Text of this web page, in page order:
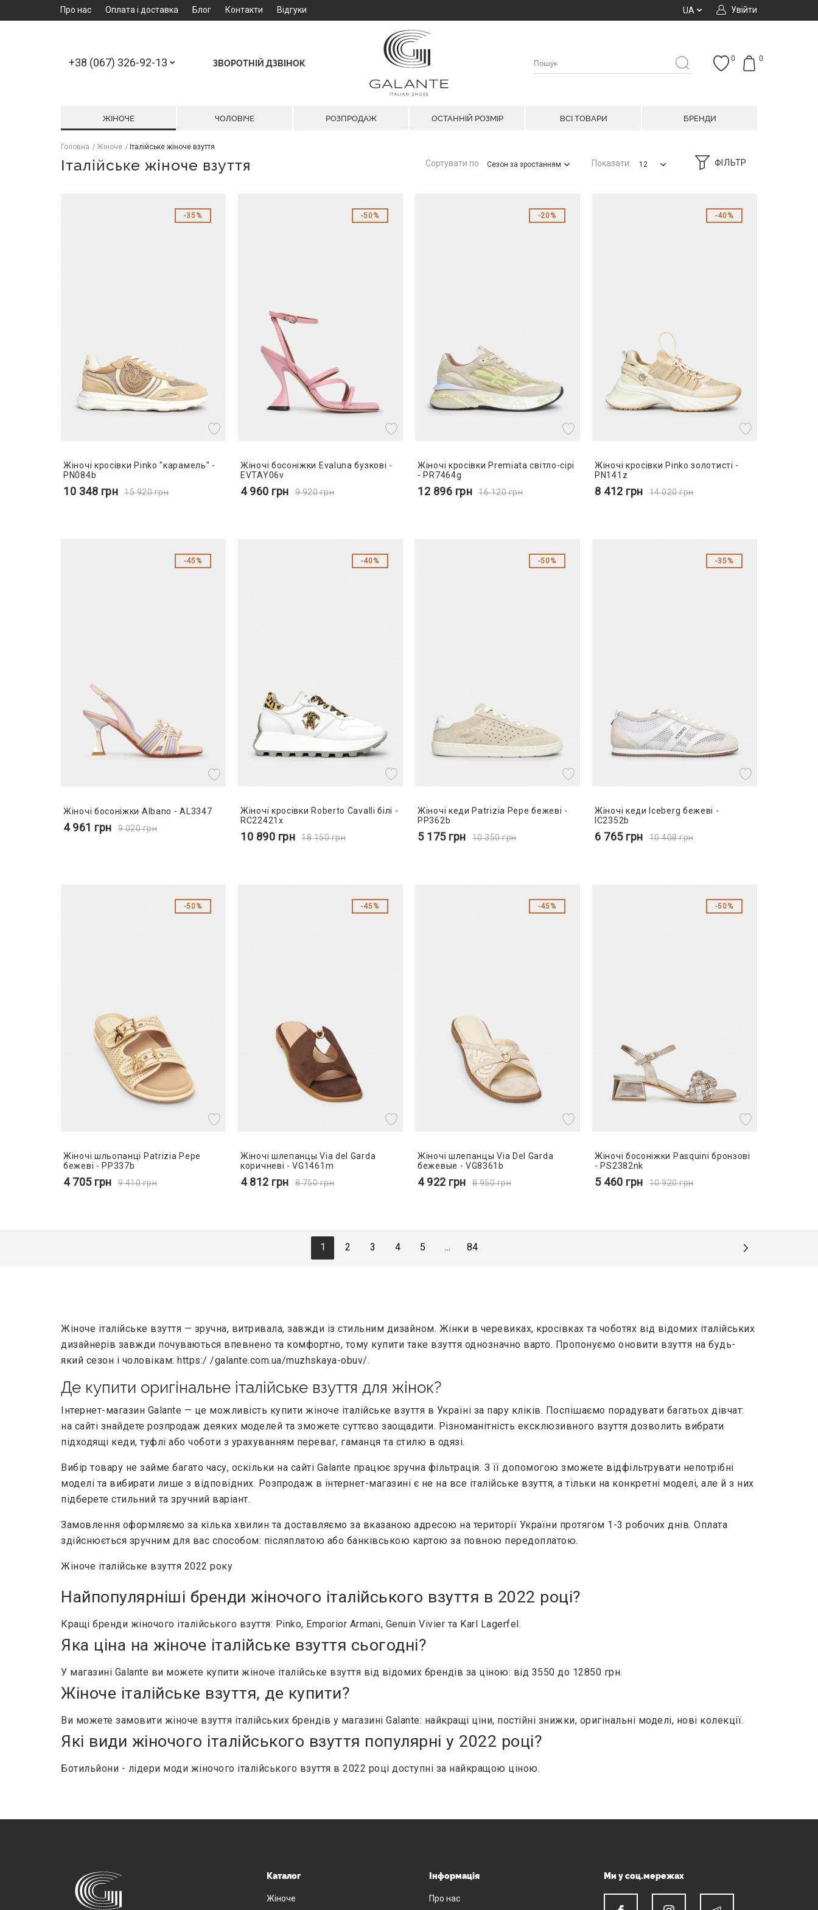
Про нас Оплата і доставка Блог Контакти Відгуки Увійти
UA
+38 (067) 326-92-13 ЗВОРОТНІЙ ДЗВІНОК
0
0
ЖІНОЧЕ ЧОЛОВІЧЕ РОЗПРОДАЖ ОСТАННІЙ РОЗМІР ВСІ ТОВАРИ БРЕНДИ
Головна Жіноче Італійське жіноче взуття
Італійське жіноче взуття ФІЛЬТР
Сортувати по Сезон за зростанням Показати: 12
35%
Жіночі кросівки Pinko "карамель" -
PN084b
10 348 грн 15 920грн
50%
Жіночі босоніжки Evaluna бузкові -
EVTAY06v
4 960 грн 9 920грн
20%
Жіночі кросівки Premiata світло-сірі
- PR7464g
12 896 грн 16 120грн
40%
Жіночі кросівки Pinko золотисті -
PN141z
8 412 грн 14 020грн
45%
Жіночі босоніжки Albano - AL3347
4 961 грн 9 020грн
40%
Жіночі кросівки Roberto Cavalli білі -
RC22421x
10 890 грн 18 150грн
50%
Жіночі кеди Patrizia Pepe бежеві -
PP362b
5 175 грн 10 350грн
35%
Жіночі кеди Iceberg бежеві -
IC2352b
6 765 грн 10 408грн
50%
Жіночі шльопанці Patrizia Pepe
бежеві - PP337b
4 705 грн 9 410грн
45%
Жіночі шлепанцы Via del Garda
коричневі - VG1461m
4 812 грн 8 750грн
45%
Жіночі шлепанцы Via Del Garda
бежевые - VG8361b
4 922 грн 8 950грн
50%
Жіночі босоніжки Pasquini бронзові
- PS2382nk
5 460 грн 10 920грн
1 2 3 4 5 ... 84
Жіноче італійське взуття — зручна, витривала, завжди із стильним дизайном. Жінки в черевиках, кросівках та чоботях від відомих італійських
дизайнерів завжди почуваються впевнено та комфортно, тому купити таке взуття однозначно варто. Пропонуємо оновити взуття на будь-
який сезон і чоловікам: https:/ /galante.com.ua/muzhskaya-obuv/.
Де купити оригінальне італійське взуття для жінок?
Інтернет-магазин Galante — це можливість купити жіноче італійське взуття в Україні за пару кліків. Поспішаємо порадувати багатьох дівчат:
на сайті знайдете розпродаж деяких моделей та зможете суттєво заощадити. Різноманітність ексклюзивного взуття дозволить вибрати
підходящі кеди, туфлі або чоботи з урахуванням переваг, гаманця та стилю в одязі.
Вибір товару не займе багато часу, оскільки на сайті Galante працює зручна фільтрація. З її допомогою зможете відфільтрувати непотрібні
моделі та вибирати лише з відповідних. Розпродаж в інтернет-магазині є не на все італійське взуття, а тільки на конкретні моделі, але й з них
підберете стильний та зручний варіант.
Замовлення оформляємо за кілька хвилин та доставляємо за вказаною адресою на території України протягом 1-3 робочих днів. Оплата
здійснюється зручним для вас способом: післяплатою або банківською картою за повною передоплатою.
Жіноче італійське взуття 2022 року
Найпопулярніші бренди жіночого італійського взуття в 2022 році?
Кращі бренди жіночого італійського взуття: Pinko, Emporior Armani, Genuin Vivier та Karl Lagerfel.
Яка ціна на жіноче італійське взуття сьогодні?
У магазині Galante ви можете купити жіноче італійське взуття від відомих брендів за ціною: від 3550 до 12850 грн.
Жіноче італійське взуття, де купити?
Ви можете замовити жіноче взуття італійських брендів у магазині Galante: найкращі ціни, постійні знижки, оригінальні моделі, нові колекції.
Які види жіночого італійського взуття популярні у 2022 році?
Ботильйони - лідери моди жіночого італійського взуття в 2022 році доступні за найкращою ціною.
Каталог
Жіноче
Інформація
Про нас
Ми у соц.мережах